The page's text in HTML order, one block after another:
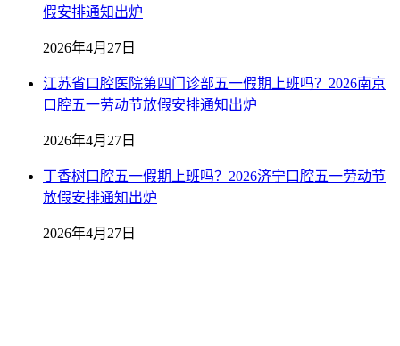
假安排通知出炉
2026年4月27日
江苏省口腔医院第四门诊部五一假期上班吗？2026南京
口腔五一劳动节放假安排通知出炉
2026年4月27日
丁香树口腔五一假期上班吗？2026济宁口腔五一劳动节
放假安排通知出炉
2026年4月27日